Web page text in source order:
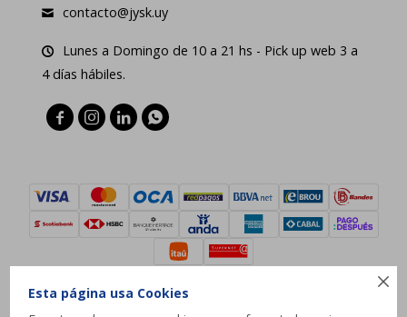

Esta página usa Cookies
contacto@jysk.uy
Lunes a Domingo de 10 a 21 hs - Pick up web 3 a
4 días hábiles.
   